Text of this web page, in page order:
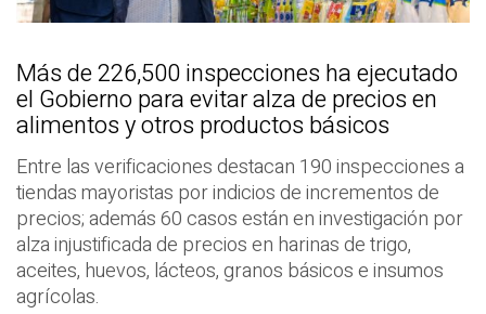
Más de 226,500 inspecciones ha ejecutado
el Gobierno para evitar alza de precios en
alimentos y otros productos básicos
Entre las verificaciones destacan 190 inspecciones a
tiendas mayoristas por indicios de incrementos de
precios; además 60 casos están en investigación por
alza injustificada de precios en harinas de trigo,
aceites, huevos, lácteos, granos básicos e insumos
agrícolas.